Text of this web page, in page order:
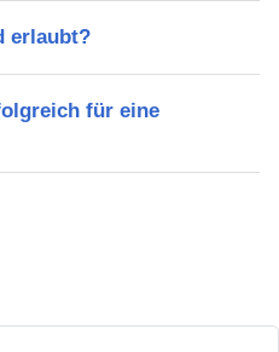
erlaubt?
für eine